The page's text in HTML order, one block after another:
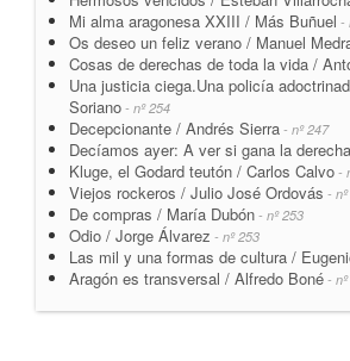
Mi alma aragonesa XXIII / Más Buñuel -
Os deseo un feliz verano / Manuel
Cosas de derechas de toda la vida /
Una justicia ciega.Una policía
Soriano - nº 254
Decepcionante / Andrés Sierra - nº 247
Decíamos ayer: A ver si gana la
Kluge, el Godard teutón / Carlos Calvo -
Viejos rockeros / Julio José Ordovás -
De compras / María Dubón - nº 253
Odio / Jorge Álvarez - nº 253
Las mil y una formas de cultura /
Aragón es transversal / Alfredo Boné -